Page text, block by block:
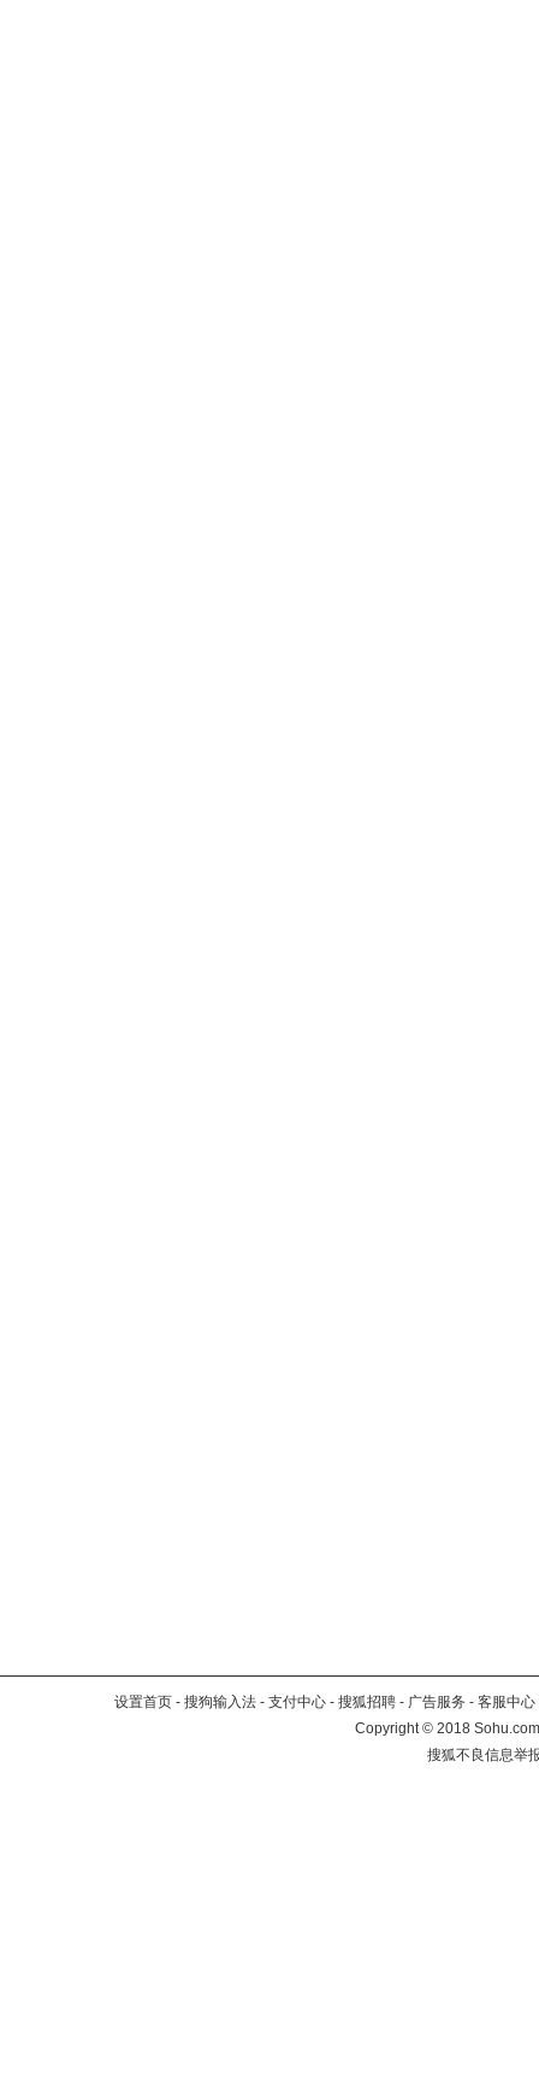
设置首页 - 搜狗输入法 - 支付中心 - 搜狐招聘 - 广告服务 - 客服中心
Copyright©2018
搜狐不良信息举